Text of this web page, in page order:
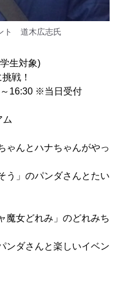
ト 道木広志氏
生対象)
戦！
16:30 ※当日受付
ム
ゃんとハナちゃんがやっ
う」のパンダさんとたい
魔女どれみ」のどれみち
ンダさんと楽しいイベン